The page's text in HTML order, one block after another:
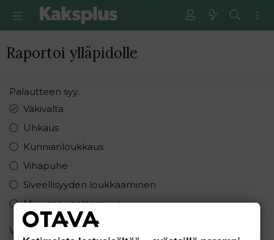
Raportoi ylläpidolle
Palautteen syy
Väkivalta
Uhkaus
Kunnianloukkaus
Vihapuhe
Siveellisyyden loukkaaminen
Muu sopimattomuus
Varmistus